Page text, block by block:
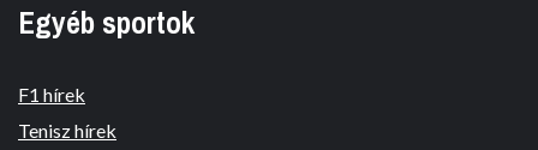
Egyéb sportok
F1 hírek
Tenisz hírek